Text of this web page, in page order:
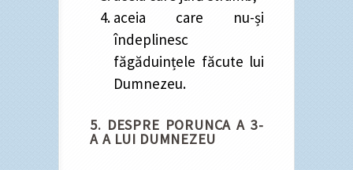
aceia care nu-și
îndeplinesc
făgăduințele făcute lui
Dumnezeu.
5. DESPRE PORUNCA A 3-
A A LUI DUMNEZEU